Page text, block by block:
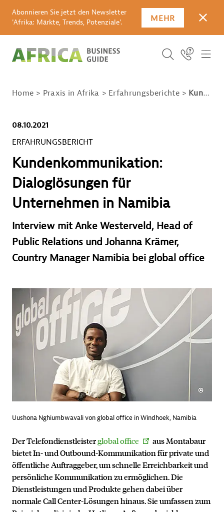
Abonnieren Sie jetzt den Newsletter
'Afrika: Märkte, Trends, Potenziale'.
MEHR
ICON
SUCHBEGRIFF
SUCHEN
Icon Link
Home Praxis in Afrika Erfahrungsberichte Kundenkommunikation: Dialoglösungen für Unternehmen in Namibia
08.10.2021
ERFAHRUNGSBERICHT
Kundenkommunikation:
Dialoglösungen für
Unternehmen in Namibia
Interview mit Anke Westerveld, Head of
Public Relations und Johanna Krämer,
Country Manager Namibia bei global office
Uushona Nghiumbwavali von global office in Windhoek, Namibia
Der Telefondienstleisterglobal office
aus Montabaur
bietet In- und Outbound-Kommunikation für private und
öffentliche Auftraggeber, um schnelle Erreichbarkeit und
persönliche Kommunikation zu ermöglichen. Die
Dienstleistungen und Produkte gehen dabei über
normale Call Center-Lösungen hinaus. Sie umfassen zum